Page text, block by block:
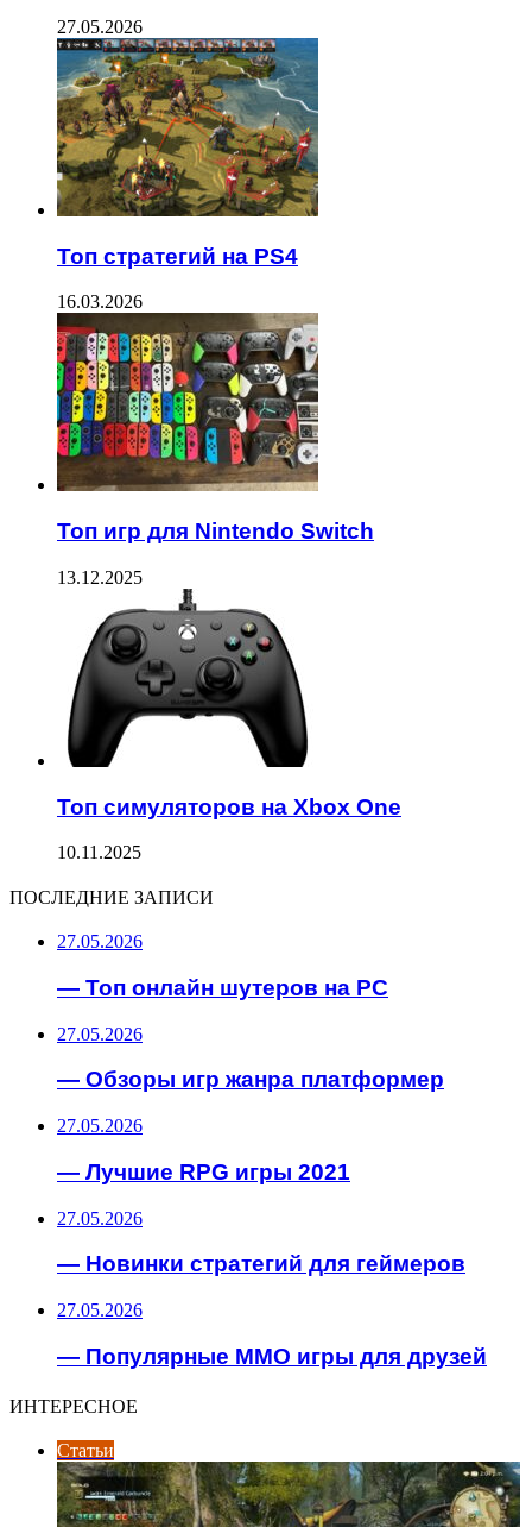
27.05.2026
Топ стратегий на PS4
16.03.2026
Топ игр для Nintendo Switch
13.12.2025
Топ симуляторов на Xbox One
10.11.2025
ПОСЛЕДНИЕ ЗАПИСИ
27.05.2026
— Топ онлайн шутеров на PC
27.05.2026
— Обзоры игр жанра платформер
27.05.2026
— Лучшие RPG игры 2021
27.05.2026
— Новинки стратегий для геймеров
27.05.2026
— Популярные MMO игры для друзей
ИНТЕРЕСНОЕ
Статьи